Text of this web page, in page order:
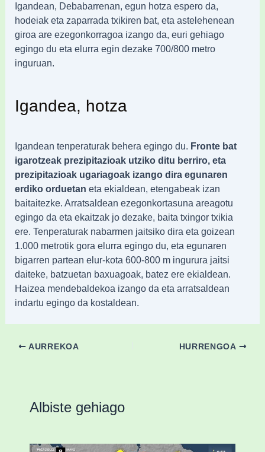
Igandean, Debabarrenan, egun hotza espero da,
hodeiak eta zaparrada txikiren bat, eta astelehenean
giroa are ezegonkorragoa izango da, euri gehiago
egingo du eta elurra egin dezake 700/800 metro
inguruan.
Igandea, hotza
Igandean tenperaturak behera egingo du. Fronte bat
igarotzeak prezipitazioak utziko ditu berriro, eta
prezipitazioak ugariagoak izango dira egunaren
erdiko orduetan eta ekialdean, etengabeak izan
baitaitezke. Arratsaldean ezegonkortasuna areagotu
egingo da eta ekaitzak jo dezake, baita txingor txikia
ere. Tenperaturak nabarmen jaitsiko dira eta goizean
1.000 metrotik gora elurra egingo du, eta egunaren
bigarren partean elur-kota 600-800 m ingurura jaitsi
daiteke, batzuetan baxuagoak, batez ere ekialdean.
Haizea mendebaldekoa izango da eta arratsaldean
indartu egingo da kostaldean.
AURREKOA HURRENGOA
Albiste gehiago